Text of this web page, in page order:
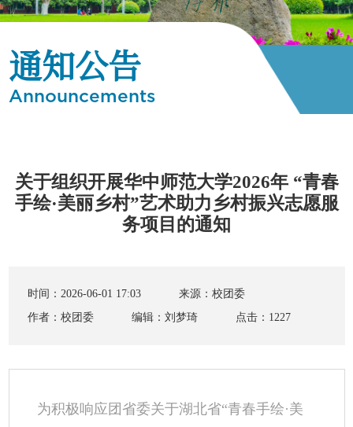
通知公告
Announcements
关于组织开展华中师范大学2026年 “青春
手绘·美丽乡村”艺术助力乡村振兴志愿服
务项目的通知
时间：2026-06-01 17:03
来源：校团委
作者：校团委
编辑：刘梦琦 点击： 1227
为积极响应团省委关于湖北省“青春手绘·美